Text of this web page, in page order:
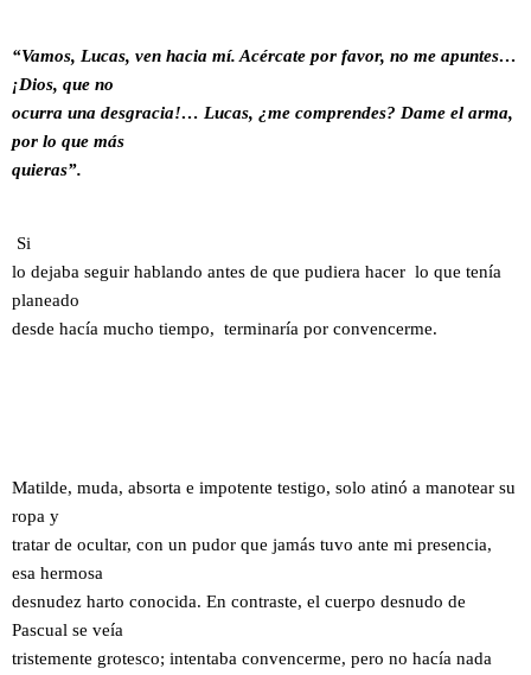
“Vamos, Lucas, ven hacia mí. Acércate por favor, no me apuntes…
¡Dios, que no
ocurra una desgracia!… Lucas, ¿me comprendes? Dame el arma,
por lo que más
quieras”.
Si
lo dejaba seguir hablando antes de que pudiera hacer lo que tenía
planeado
desde hacía mucho tiempo, terminaría por convencerme.
Matilde, muda, absorta e impotente testigo, solo atinó a manotear su
ropa y
tratar de ocultar, con un pudor que jamás tuvo ante mi presencia,
esa hermosa
desnudez harto conocida. En contraste, el cuerpo desnudo de
Pascual se veía
tristemente grotesco; intentaba convencerme, pero no hacía nada